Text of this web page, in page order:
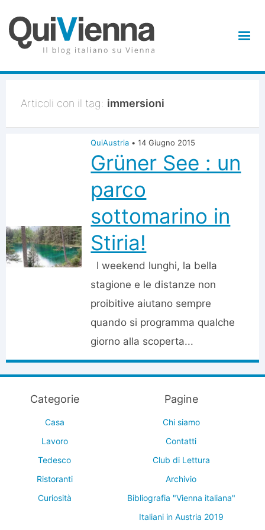
Articoli con il tag: immersioni
QuiAustria • 14 Giugno 2015
Grüner See : un
parco
sottomarino in
Stiria!
I weekend lunghi, la bella
stagione e le distanze non
proibitive aiutano sempre
quando si programma qualche
giorno alla scoperta...
Categorie
Casa
Lavoro
Tedesco
Ristoranti
Curiosità
Pagine
Chi siamo
Contatti
Club di Lettura
Archivio
Bibliografia "Vienna italiana"
Italiani in Austria 2019